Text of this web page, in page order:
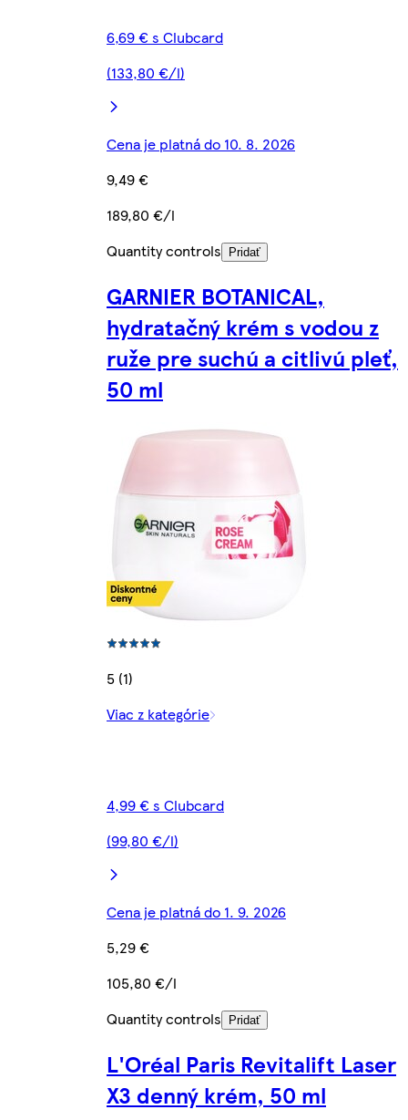
6,69 € s Clubcard
(133,80 €/l)
Cena je platná do 10. 8. 2026
9,49 €
189,80 €/l
Quantity controls
Pridať
GARNIER BOTANICAL,
hydratačný krém s vodou z
ruže pre suchú a citlivú pleť,
50 ml
5 (1)
Viac z kategórie
4,99 € s Clubcard
(99,80 €/l)
Cena je platná do 1. 9. 2026
5,29 €
105,80 €/l
Quantity controls
Pridať
L'Oréal Paris Revitalift Laser
X3 denný krém, 50 ml